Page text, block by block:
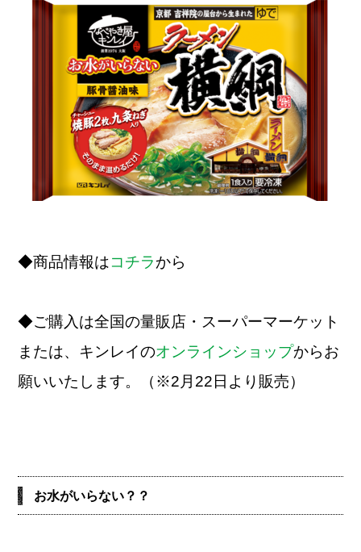
◆商品情報はコチラから
◆ご購入は全国の量販店・スーパーマーケット
または、キンレイのオンラインショップからお
願いいたします。（※2月22日より販売）
お水がいらない？？